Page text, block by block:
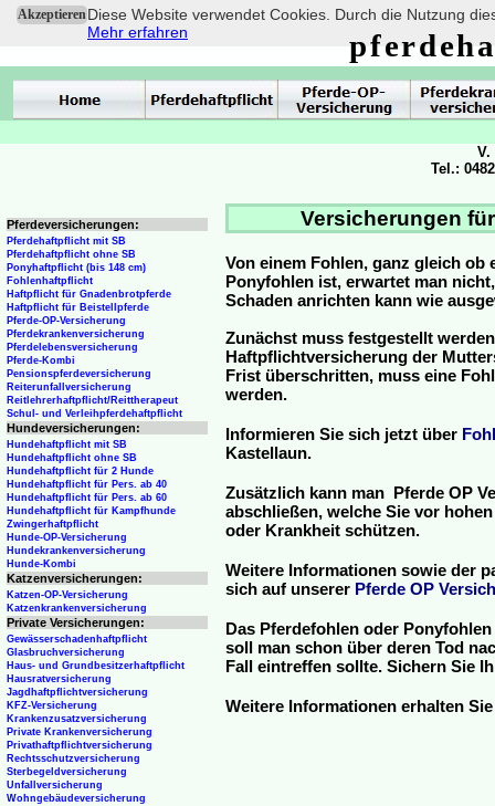
AkzeptierenDiese Website verwendet Cookies. Durch die Nutzung
Mehr erfahren
Versicherungen
Von einem Fohlen, ganz gleich ob
Ponyfohlen ist, erwartet man
Schaden anrichten kann wie
Zunächst muss festgestellt
Haftpflichtversicherung der
Frist überschritten, muss eine
werden.
Informieren Sie sich jetzt über
Kastellaun.
Zusätzlich kann man Pferde OP
abschließen, welche Sie vor
oder Krankheit schützen.
Weitere Informationen sowie der
sich auf unserer Pferde OP
Das Pferdefohlen oder
soll man schon über deren Tod
Fall eintreffen sollte. Sichern Sie
Weitere Informationen erhalten
Pferdeversicherungen:
Pferdehaftpflicht mit SB
Pferdehaftpflicht ohne SB
Ponyhaftpflicht (bis 148 cm)
Fohlenhaftpflicht
Haftpflicht für Gnadenbrotpferde
Haftpflicht für Beistellpferde
Pferde-OP-Versicherung
Pferdekrankenversicherung
Pferdelebensversicherung
Pferde-Kombi
Pensionspferdeversicherung
Reiterunfallversicherung
Reitlehrerhaftpflicht/Reittherapeut
Schul- und Verleihpferdehaftpflicht
Hundeversicherungen:
Hundehaftpflicht mit SB
Hundehaftpflicht ohne SB
Hundehaftpflicht für 2 Hunde
Hundehaftpflicht für Pers. ab 40
Hundehaftpflicht für Pers. ab 60
Hundehaftpflicht für Kampfhunde
Zwingerhaftpflicht
Hunde-OP-Versicherung
Hundekrankenversicherung
Hunde-Kombi
Katzenversicherungen:
Katzen-OP-Versicherung
Katzenkrankenversicherung
Private Versicherungen:
Gewässerschadenhaftpflicht
Glasbruchversicherung
Haus- und Grundbesitzerhaftpflicht
Hausratversicherung
Jagdhaftpflichtversicherung
KFZ-Versicherung
Krankenzusatzversicherung
Private Krankenversicherung
Privathaftpflichtversicherung
Rechtsschutzversicherung
Sterbegeldversicherung
Unfallversicherung
Wohngebäudeversicherung
V.
Tel.: